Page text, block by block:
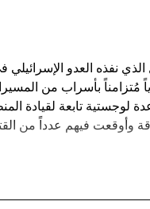
الذي نفذه العدو
يوم الاثنين 19-8-2024 هجوماً جوياً
سنط جين (قاعدة لوجستية تابعة
وأوقعت فيهم عدداً من